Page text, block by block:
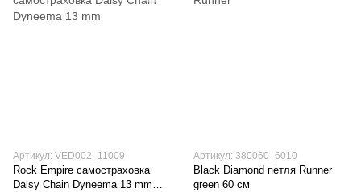
Артикул: VED002_11009
Rock Empire самостраховка
Daisy Chain Dyneema 13 mm
Артикул: 380060_6010
Black Diamond петля Runner
green 60 см